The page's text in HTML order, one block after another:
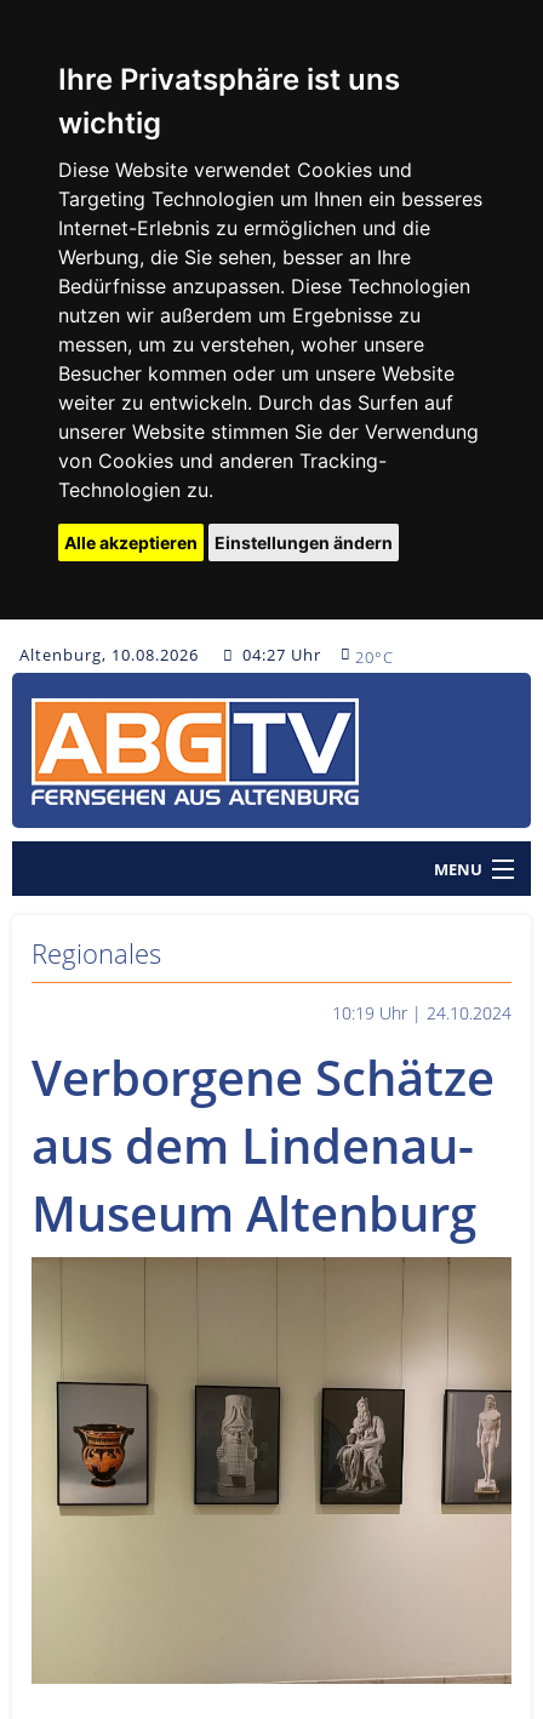
Ihre Privatsphäre ist uns
wichtig
Diese Website verwendet Cookies und
Targeting Technologien um Ihnen ein besseres
Internet-Erlebnis zu ermöglichen und die
Werbung, die Sie sehen, besser an Ihre
Bedürfnisse anzupassen. Diese Technologien
nutzen wir außerdem um Ergebnisse zu
messen, um zu verstehen, woher unsere
Besucher kommen oder um unsere Website
weiter zu entwickeln. Durch das Surfen auf
unserer Website stimmen Sie der Verwendung
von Cookies und anderen Tracking-
Technologien zu.
Alle akzeptieren Einstellungen ändern
Altenburg, 10.08.2026 04:27 Uhr 20°C
MENU
Nachrichten
Sendungen
Sender
Werbung
Regionales
10:19 Uhr | 24.10.2024
Verborgene Schätze
aus dem Lindenau-
Museum Altenburg